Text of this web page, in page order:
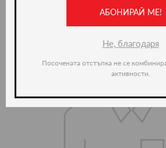
Ние
АБОНИРАЙ МЕ!
Не, благодаря
Посочената отстъпка не се
активности.